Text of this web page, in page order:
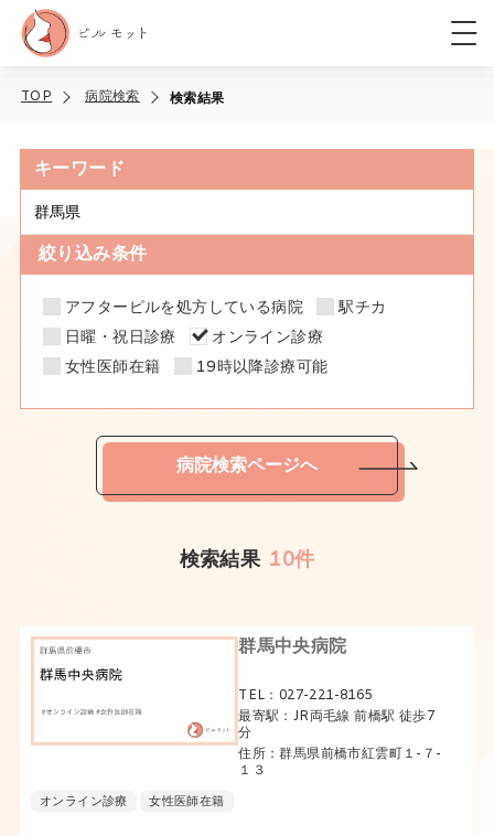
TOP 病院検索 検索結果
群馬中央病院
TEL：027-221-8165
最寄駅：JR両毛線 前橋駅 徒歩7
分
住所：群馬県前橋市紅雲町１-７-
１３
オンライン診療 女性医師在籍
キーワード
絞り込み条件
アフターピルを処方している病院
駅チカ
日曜・祝日診療
オンライン診療
女性医師在籍
19時以降診療可能
病院検索ページへ
検索結果 10件